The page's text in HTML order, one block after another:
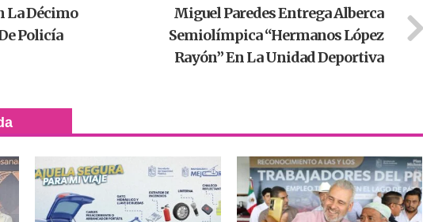
La Décimo
Policía
Miguel Paredes Entrega Alberca
Semiolímpica “Hermanos López
Rayón” En La Unidad Deportiva